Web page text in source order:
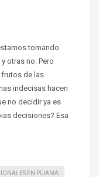
tomando
otras no. Pero
de las
indecisas hacen
no decidir ya es
decisiones? Esa
EN PIJAMA